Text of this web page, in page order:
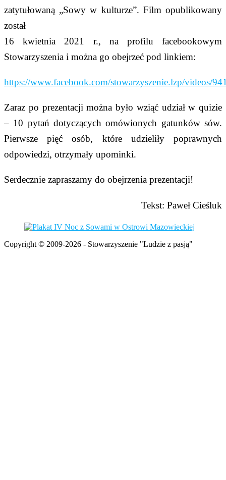
zatytułowaną „Sowy w kulturze”. Film opublikowany
został
16 kwietnia 2021 r., na profilu facebookowym
Stowarzyszenia i można go obejrzeć pod linkiem:
https://www.facebook.com/stowarzyszenie.lzp/videos/
Zaraz po prezentacji można było wziąć udział w quizie
– 10 pytań dotyczących omówionych gatunków sów.
Pierwsze pięć osób, które udzieliły poprawnych
odpowiedzi, otrzymały upominki.
Serdecznie zapraszamy do obejrzenia prezentacji!
Tekst: Paweł Cieśluk
Copyright © 2009-2026 - Stowarzyszenie "Ludzie z pasją"